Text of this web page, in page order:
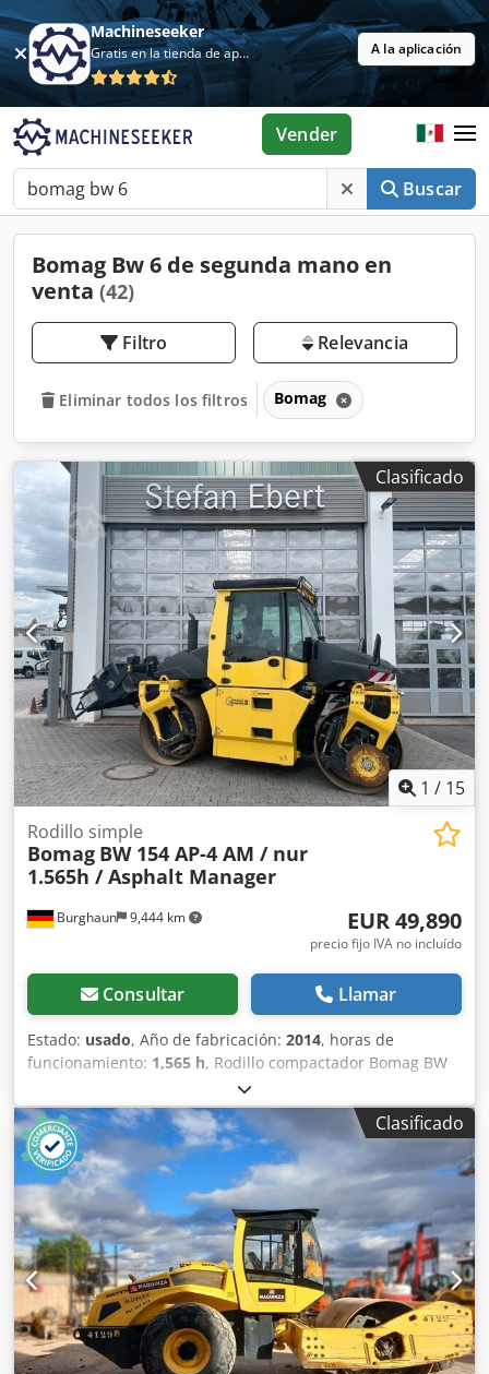
Machineseeker
Gratis en la tienda de aplicaciones A la aplicación
Buscar
Vender
Bomag Bw 6 de segunda mano en
venta (42)
Filtro Relevancia
Eliminar todos los filtros Bomag
Clasificado
1 / 15
Burghaun 9,444 km
Rodillo simple
Bomag BW 154 AP-4 AM / nur
1.565h / Asphalt Manager
EUR 49,890
precio fijo IVA no incluído
Consultar Llamar
Estado: usado, Año de fabricación: 2014, horas de
funcionamiento: 1,565 h, Rodillo compactador Bomag BW
154 AP-4 AM, año de fabricación: 2014, horas de
funcionamiento: solo 1565 h, motor: Kubota [55,4 kW/75
CV], sistema Asphalt Manager 2, distribuidor de asfalto
Bomag, cortador de asfalto lateral derecho, peso: 7300 kg,
tambor de superficie lisa, buen estado, listo para su uso
inmediato. Credpfx Agszpdh Ujmjf Si lo desea, le
ofrecemos una propuesta de arrendamiento o
financiación. El Sr. Mihm (teléfono: ) estará encantado de
atenderle. Encontrará más información en nuestra página
web. Salvo errores y venta previa. Posibilidad de alquiler. =
Más información = Póngase en contacto con Tobias Ebert
para obtener más información.
Clasificado